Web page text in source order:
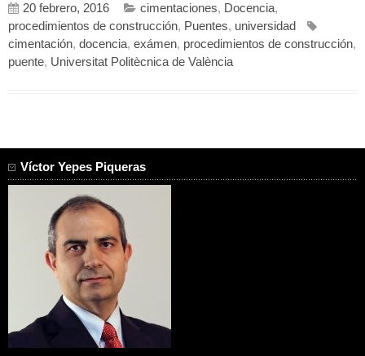
20 febrero, 2016 cimentaciones, Docencia,
procedimientos de construcción, Puentes, universidad
cimentación, docencia, exámen, procedimientos de construcción,
puente, Universitat Politècnica de València
Víctor Yepes Piqueras